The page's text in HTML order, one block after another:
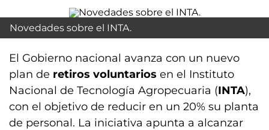
Novedades sobre el INTA.
El Gobierno nacional avanza con un nuevo
plan de retiros voluntarios en el Instituto
Nacional de Tecnología Agropecuaria (INTA),
con el objetivo de reducir en un 20% su planta
de personal. La iniciativa apunta a alcanzar